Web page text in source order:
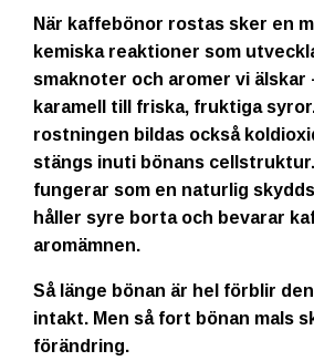
När kaffebönor rostas sker en
kemiska reaktioner som
smaknoter och aromer vi älskar
karamell till friska, fruktiga
rostningen bildas också
stängs inuti bönans
fungerar som en naturlig
håller syre borta och bevarar
aromämnen.
Så länge bönan är hel förblir
intakt. Men så fort bönan mals
förändring.